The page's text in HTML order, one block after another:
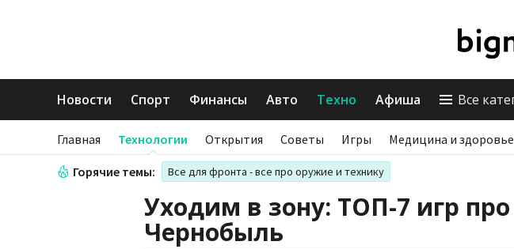
Новости Спорт Финансы Авто Техно Афиша Все
Главная Технологии Открытия Советы Игры Медицина и здоровье
Горячие темы: Все для фронта - все про оружие и технику
Уходим в зону: ТОП-7 игр про
Чернобыль